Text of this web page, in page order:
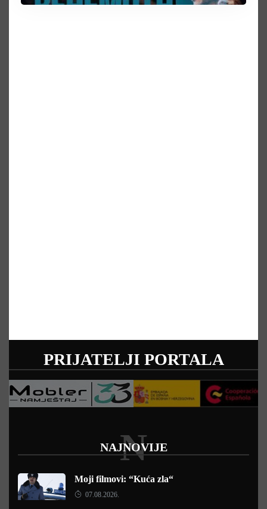
PRIJATELJI PORTALA
NAJNOVIJE
N
Moji filmovi: “Kuća zla“
07.08.2026.